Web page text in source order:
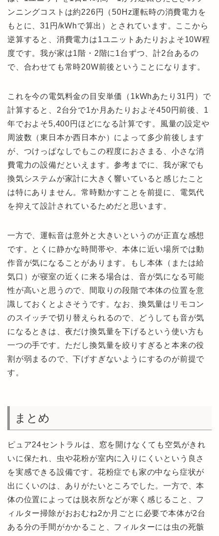
ンニングコストは約226円（50Hz運転時の消費電力を
もとに、31円/kWhで算出）とされています。ここから
逆算すると、消費電力は1ユニットあたりおよそ10W程
度です。我が家は1階・2階に1台ずつ、計2台あるの
で、合わせても常時20W前後ということになります。
これを今の電気料金の目安単価（1kWhあたり31円）で
計算すると、2台分で1か月あたりおよそ450円前後、1
年でおよそ5,400円ほどになる計算です。風量の設定や
周波数（東日本か西日本か）によって多少前後します
が、つけっぱなしでもこの程度におさまる、小さな消
費電力の設備だといえます。参考までに、我が家でも
換気システムが家計に大きく響いていると感じたこと
は特にありません。常時動かすことを前提に、電気代
を抑えて設計されているためだと思います。
一方で、運転音は意外と大きいというのが正直な感想
です。とくに静かな時間帯や、本体に近い場所では動
作音が気になることがあります。もし本体（または給
気口）が寝室の近くに来る場合は、音が気になる可能
性が高いと思うので、間取りの段階で本体の位置を意
識しておくとよさそうです。なお、換気量はリモコン
のスイッチで切り替えられるので、どうしても音が気
になるときは、夜だけ換気量を下げるという使い方も
一つの手です。ただし換気量を絞りすぎると本来の役
割が弱まるので、下げすぎないようにするのが前提で
す。
まとめ
ピュア24セントラルは、窓を開けなくても空気がきれ
いに保たれ、虫や花粉が室内に入りにくいという良さ
を実感できる設備です。花粉症でも家の中なら症状が
出にくいのは、ありがたいところでした。一方で、本
体の位置によっては脱衣所などが寒く感じること、フ
ィルター掃除がおおむね2か月ごとに必要で本体が2台
ある分の手間がかかること、フィルターには虫の死骸